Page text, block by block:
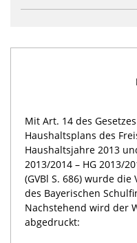
Mit Art. 14 des
Haushaltsplans des
Haushaltsjahre 2013
2013/2014 – HG 2013/
(GVBl S. 686) wurde
des Bayerischen
Nachstehend wird der
abgedruckt: